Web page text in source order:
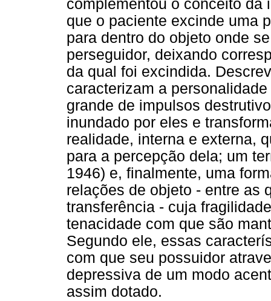
complementou o conceito da
que o paciente excinde uma
para dentro do objeto onde
perseguidor, deixando
da qual foi excindida.
caracterizam a
grande de impulsos
inundado por eles e
realidade, interna e externa,
para a percepção dela; um
1946) e, finalmente, uma
relações de objeto - entre as
transferência - cuja
tenacidade com que são
Segundo ele, essas
com que seu possuidor
depressiva de um modo
assim dotado.